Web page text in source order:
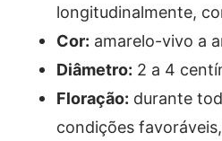
longitudinalmente,
Cor: amarelo-vivo a
Diâmetro: 2 a 4
Floração: durante
condições